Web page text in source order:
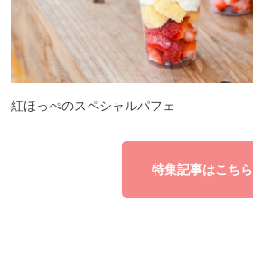
紅ほっぺのスペシャルパフェ
特集記事はこちら